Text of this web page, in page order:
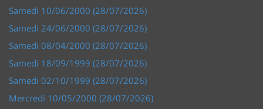
Samedi 10/06/2000 (28/07/2026)
Samedi 24/06/2000 (28/07/2026)
Samedi 08/04/2000 (28/07/2026)
Samedi 18/09/1999 (28/07/2026)
Samedi 02/10/1999 (28/07/2026)
Mercredi 10/05/2000 (28/07/2026)